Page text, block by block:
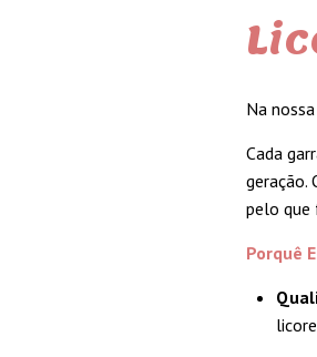
Na
Cada
geração.
pelo que
Porquê